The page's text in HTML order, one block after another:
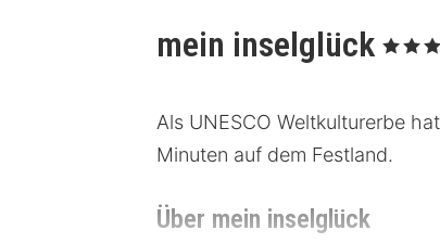
mein inselglück , 3 Sterne
Als UNESCO Weltkulturerbe
Minuten auf dem Festland.
Über mein inselglück